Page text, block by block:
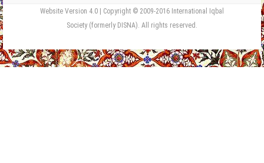
Website Version 4.0 | Copyright © 2009-2016 International Iqbal
Society (formerly DISNA). All rights reserved.